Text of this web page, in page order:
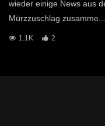
wieder einige News aus
Mürzzuschlag zusamme...
1.1K 2